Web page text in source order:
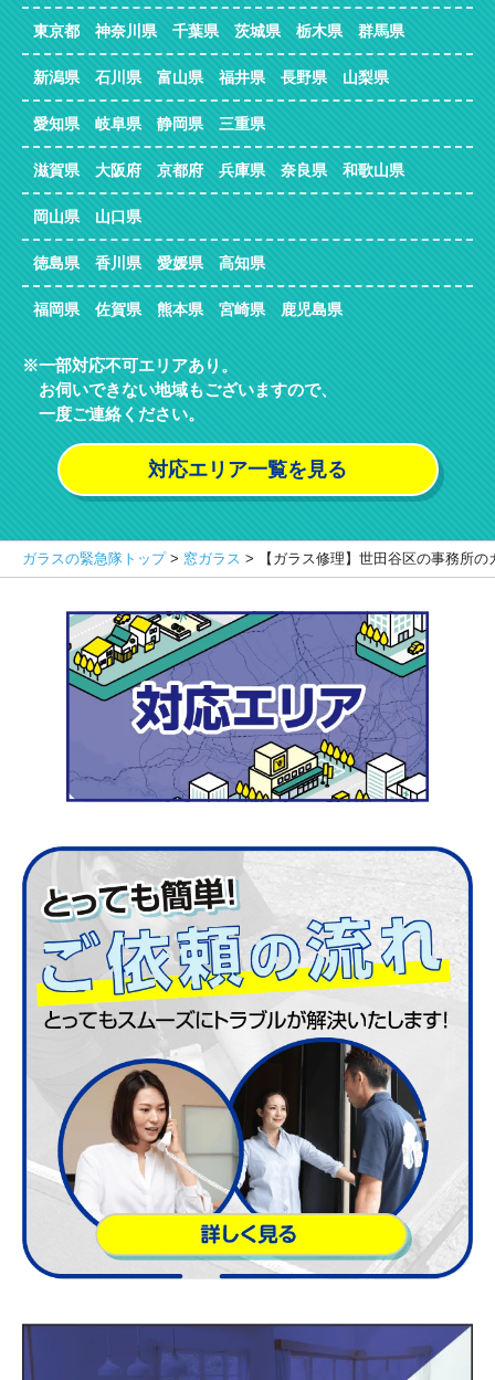
東京都 神奈川県 千葉県 茨城県 栃木県 群馬県
新潟県 石川県 富山県 福井県 長野県 山梨県
愛知県 岐阜県 静岡県 三重県
滋賀県 大阪府 京都府 兵庫県 奈良県 和歌山県
岡山県 山口県
徳島県 香川県 愛媛県 高知県
福岡県 佐賀県 熊本県 宮崎県 鹿児島県
一部対応不可エリアあり。
お伺いできない地域もございますので、
一度ご連絡ください。
対応エリア一覧を見る
ガラスの緊急隊トップ> 窓ガラス > 【ガラス修理】世田谷区の事務所の